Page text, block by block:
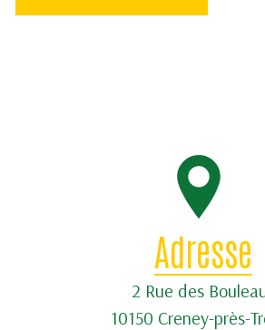
Adresse
2 Rue des
10150 Creney-près-